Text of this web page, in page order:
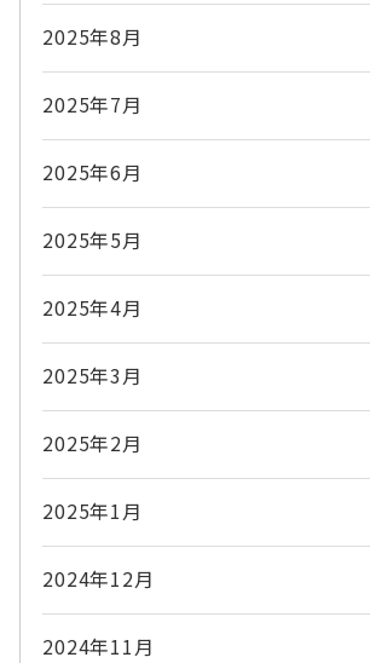
2025年8月
2025年7月
2025年6月
2025年5月
2025年4月
2025年3月
2025年2月
2025年1月
2024年12月
2024年11月